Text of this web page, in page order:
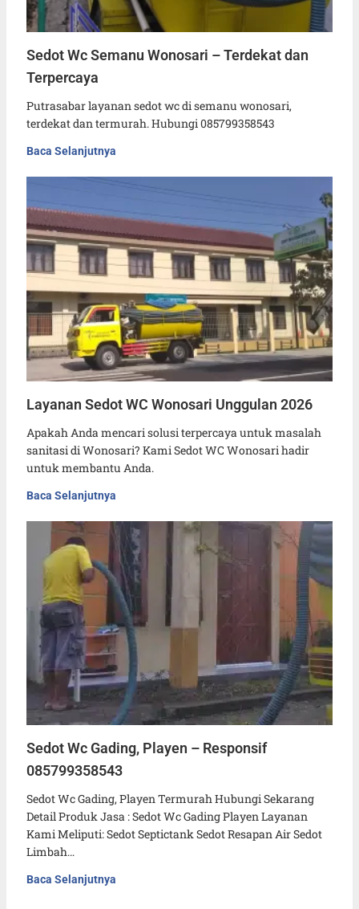
Sedot Wc Semanu Wonosari – Terdekat dan
Terpercaya
Putrasabar layanan sedot wc di semanu wonosari,
terdekat dan termurah. Hubungi 085799358543
Baca Selanjutnya
Layanan Sedot WC Wonosari Unggulan 2026
Apakah Anda mencari solusi terpercaya untuk masalah
sanitasi di Wonosari? Kami Sedot WC Wonosari hadir
untuk membantu Anda.
Baca Selanjutnya
Sedot Wc Gading, Playen – Responsif
085799358543
Sedot Wc Gading, Playen Termurah Hubungi Sekarang
Detail Produk Jasa : Sedot Wc Gading Playen Layanan
Kami Meliputi: Sedot Septictank Sedot Resapan Air Sedot
Limbah…
Baca Selanjutnya